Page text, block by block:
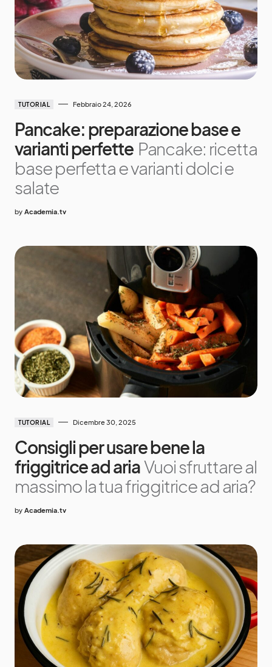
TUTORIAL Febbraio 24, 2026
Pancake: preparazione base e
varianti perfette Pancake: ricetta
base perfetta e varianti dolci e
salate
by Academia.tv
TUTORIAL Dicembre 30, 2025
Consigli per usare bene la
friggitrice ad ariaVuoi sfruttare al
massimo la tua friggitrice ad aria?
by Academia.tv